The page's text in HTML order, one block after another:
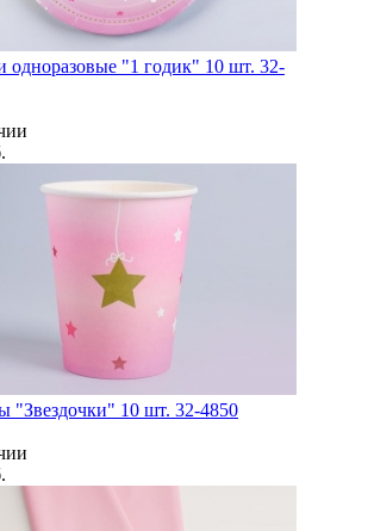
одноразовые "1 годик" 10 шт. 32-
"Звездочки" 10 шт. 32-4850